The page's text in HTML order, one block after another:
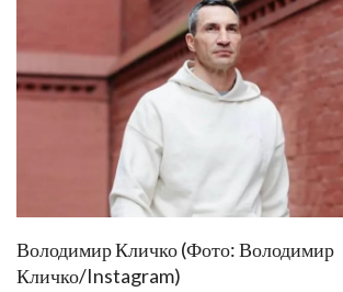
Володимир Кличко (Фото: Володимир
Кличко/Instagram)